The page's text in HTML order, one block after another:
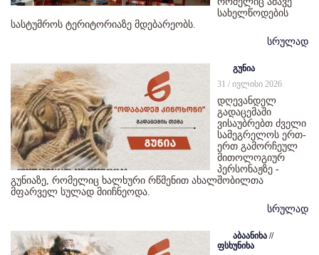
სახელწოდების
სასტუმროს ტერიტორიაზე მდებარეობს.
სრულად
გუნია
31 / ივლისი 2026
დღევანდელ
გადაცემაში
ვისაუბრებთ ძველი
სამეგრელოს ერთ-
ერთ გამორჩეულ
მითოლოგიურ
პერსონაჟზე -
გუნიაზე, რომელიც ხალხური რწმენით ახალშობილთა
მფარველ სულად მიიჩნეოდა.
სრულად
აბაანიხა //
ფსხუნიხა